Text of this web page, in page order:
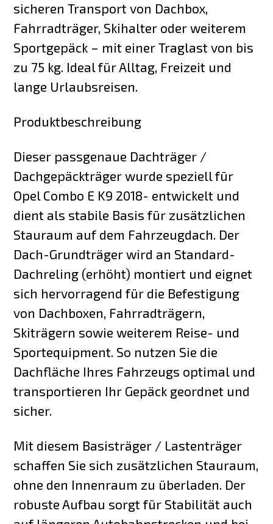
sicheren Transport von Dachbox,
Fahrradträger, Skihalter oder weiterem
Sportgepäck – mit einer Traglast von bis
zu 75 kg. Ideal für Alltag, Freizeit und
lange Urlaubsreisen.
Produktbeschreibung
Dieser passgenaue Dachträger /
Dachgepäckträger wurde speziell für
Opel Combo E K9 2018- entwickelt und
dient als stabile Basis für zusätzlichen
Stauraum auf dem Fahrzeugdach. Der
Dach-Grundträger wird an Standard-
Dachreling (erhöht) montiert und eignet
sich hervorragend für die Befestigung
von Dachboxen, Fahrradträgern,
Skiträgern sowie weiterem Reise- und
Sportequipment. So nutzen Sie die
Dachfläche Ihres Fahrzeugs optimal und
transportieren Ihr Gepäck geordnet und
sicher.
Mit diesem Basisträger / Lastenträger
schaffen Sie sich zusätzlichen Stauraum,
ohne den Innenraum zu überladen. Der
robuste Aufbau sorgt für Stabilität auch